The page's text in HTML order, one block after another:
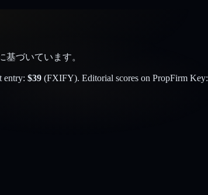
基づいています。
entry: $39 (FXIFY). Editorial scores on PropFirm Key: